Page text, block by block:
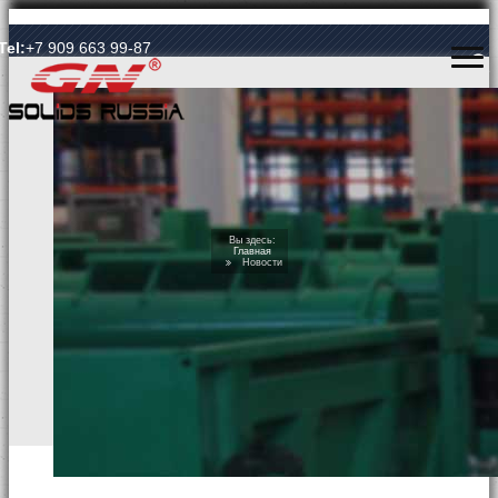
+7 909 663 99-87
ГЛАВНАЯ
О КОМПАНИИ
Вы здесь:
Главная
Новости